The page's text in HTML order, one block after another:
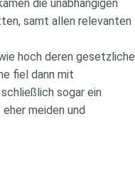
die unabhängigen
samt allen relevanten
hoch deren gesetzliche
fiel dann mit
sogar ein
meiden und